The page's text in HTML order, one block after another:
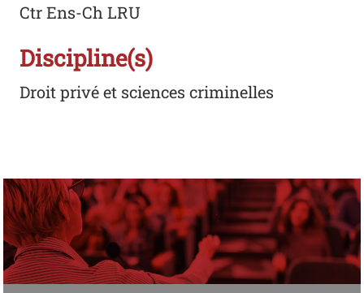
Ctr Ens-Ch LRU
Discipline(s)
Droit privé et sciences criminelles